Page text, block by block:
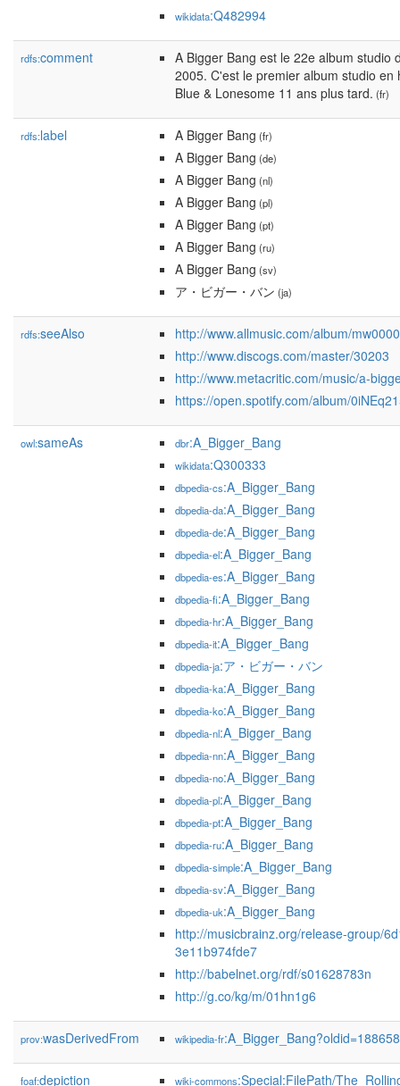
wikidata:Q482994
rdfs:comment
A Bigger Bang est le 22e album studio
2005. C'est le premier album studio
Blue & Lonesome 11 ans plus tard. (fr)
rdfs:label A Bigger Bang (fr)
A Bigger Bang (de)
A Bigger Bang (nl)
A Bigger Bang (pl)
A Bigger Bang (pt)
A Bigger Bang (ru)
A Bigger Bang (sv)
ア・ビガー・バン (ja)
rdfs:seeAlso
http://www.allmusic.com/album/
http://www.discogs.com/master/30203
http://www.metacritic.com/music/a-
https://open.spotify.com/album/
owl:sameAs dbr:A_Bigger_Bang
wikidata:Q300333
dbpedia-cs:A_Bigger_Bang
dbpedia-da:A_Bigger_Bang
dbpedia-de:A_Bigger_Bang
dbpedia-el:A_Bigger_Bang
dbpedia-es:A_Bigger_Bang
dbpedia-fi:A_Bigger_Bang
dbpedia-hr:A_Bigger_Bang
dbpedia-it:A_Bigger_Bang
dbpedia-ja:ア・ビガー・バン
dbpedia-ka:A_Bigger_Bang
dbpedia-ko:A_Bigger_Bang
dbpedia-nl:A_Bigger_Bang
dbpedia-nn:A_Bigger_Bang
dbpedia-no:A_Bigger_Bang
dbpedia-pl:A_Bigger_Bang
dbpedia-pt:A_Bigger_Bang
dbpedia-ru:A_Bigger_Bang
dbpedia-simple:A_Bigger_Bang
dbpedia-sv:A_Bigger_Bang
dbpedia-uk:A_Bigger_Bang
http://musicbrainz.org/release-group/
3e11b974fde7
http://babelnet.org/rdf/s01628783n
http://g.co/kg/m/01hn1g6
prov:wasDerivedFrom wikipedia-fr
foaf:depiction wiki-commons:Special:FilePath/